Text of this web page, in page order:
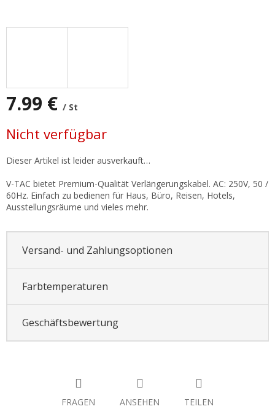
7.99 € / St
Nicht verfügbar
Dieser Artikel ist leider ausverkauft…
V-TAC bietet Premium-Qualität Verlängerungskabel. AC: 250V, 50 /
60Hz. Einfach zu bedienen für Haus, Büro, Reisen, Hotels,
Ausstellungsräume und vieles mehr.
Versand- und Zahlungsoptionen
Farbtemperaturen
Geschäftsbewertung
FRAGEN ANSEHEN TEILEN